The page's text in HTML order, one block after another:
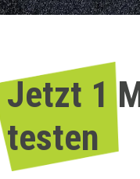
Jetzt 1
testen